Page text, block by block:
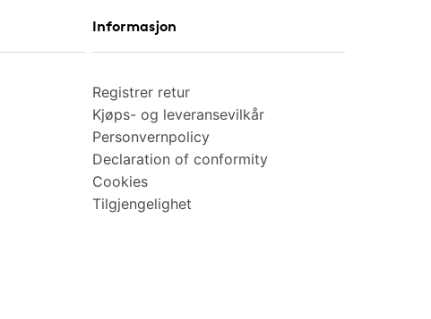
Informasjon
Registrer retur
Kjøps- og leveransevilkår
Personvernpolicy
Declaration of conformity
Cookies
Tilgjengelighet